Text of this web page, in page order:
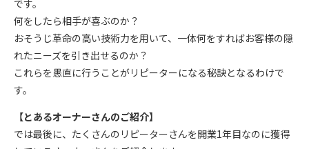
です。
何をしたら相手が喜ぶのか？
おそうじ革命の高い技術力を用いて、一体何をすればお客様の隠
れたニーズを引き出せるのか？
これらを愚直に行うことがリピーターになる秘訣となるわけで
す。
【とあるオーナーさんのご紹介】
では最後に、たくさんのリピーターさんを開業1年目なのに獲得